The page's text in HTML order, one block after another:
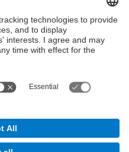
on this work is
license:Attribution-